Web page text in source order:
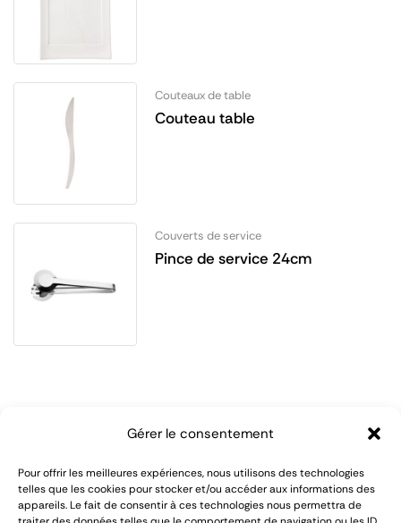
Gérer le consentement
Pour offrir les meilleures expériences, nous utilisons des technologies
telles que les cookies pour stocker et/ou accéder aux informations des
appareils. Le fait de consentir à ces technologies nous permettra de
Couteaux de table
Couteau table
Couverts de service
Pince de service 24cm